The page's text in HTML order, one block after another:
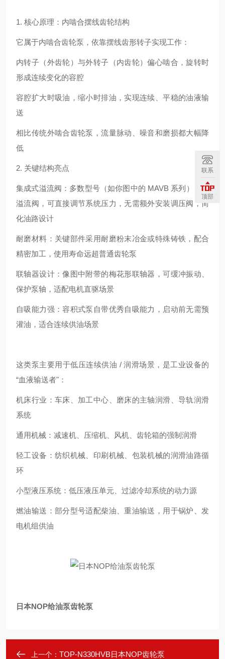
1. 核心原理：内啮合摆线齿轮结构
它属于内啮合齿轮泵，依靠摆线齿形转子实现工作：
内转子（外齿轮）与外转子（内齿轮）偏心啮合，旋转时
形成连续变化的容腔
容腔扩大时吸油，缩小时排油，实现连续、平稳的油液输
送
相比传统外啮合齿轮泵，流量脉动、噪音和磨损都大幅降
低
2. 关键结构亮点
集成式溢流阀：多数型号（如你图中的 MAVB 系列）自带
溢流阀，可直接调节系统压力，无需额外安装调压阀，简
化油路设计
耐磨材料：关键部件采用耐磨粉末冶金或特殊铸铁，配合
精密加工，使用寿命远超普通齿轮泵
联轴器设计：像图中附带的梅花形联轴器，可缓冲振动、
保护泵轴，适配电机直驱场景
自吸能力强：容积式泵自带优秀自吸能力，启动前无需预
灌油，适合连续供油场景
这类泵主要用于低压连续供油 / 润滑场景，是工业设备的
“血液输送者"：
机床行业：车床、加工中心、磨床的主轴润滑、导轨润滑
系统
通用机械：减速机、压缩机、风机、齿轮箱的强制润滑
轻工设备：纺织机械、印刷机械、包装机械的润滑油路循
环
小型液压系统：低压液压单元、过滤冷却系统的动力源
燃油输送：部分型号适配柴油、重油输送，用于锅炉、发
电机组供油
日本NOP给油泵齿轮泵
上一个： TOP-N330HVB日本NOP齿轮泵
联系
顶部